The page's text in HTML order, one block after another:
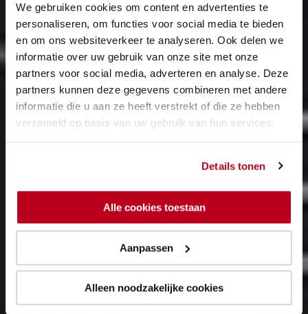
We gebruiken cookies om content en advertenties te
personaliseren, om functies voor social media te bieden
en om ons websiteverkeer te analyseren. Ook delen we
informatie over uw gebruik van onze site met onze
partners voor social media, adverteren en analyse. Deze
partners kunnen deze gegevens combineren met andere
informatie die u aan ze heeft verstrekt of die ze hebben
verzameld op basis van uw gebruik van hun services.
Details tonen
Alle cookies toestaan
Aanpassen
Alleen noodzakelijke cookies